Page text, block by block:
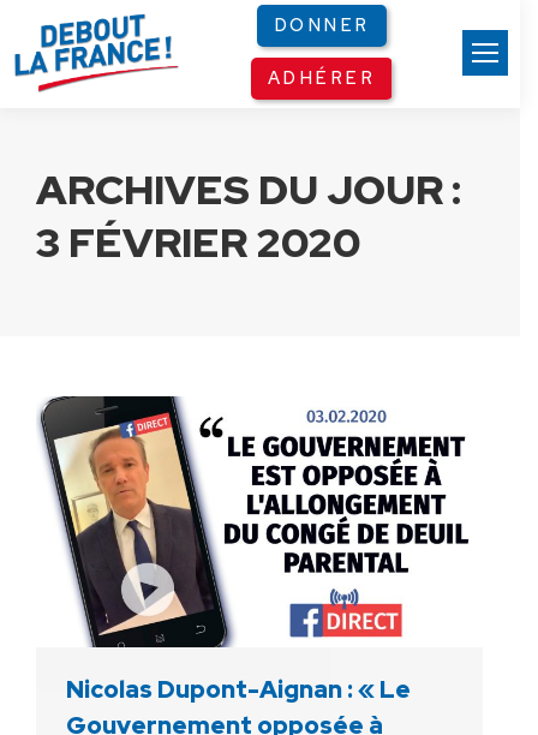
DONNER
ADHÉRER
ARCHIVES DU JOUR :
3 FÉVRIER 2020
Nicolas Dupont-Aignan : « Le
Gouvernement opposée à
Panneau de gestion des cookies